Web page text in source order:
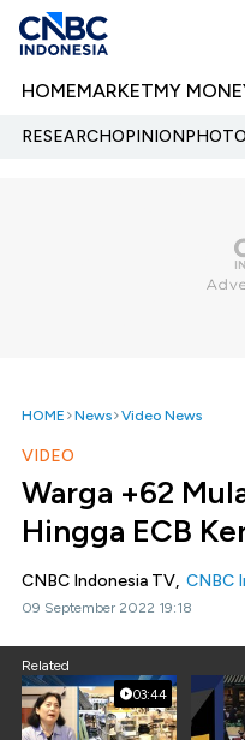
HOMEMARKETMY
RESEARCHOPINIONPHOTO
HOME News Video News
VIDEO
Warga +62
Hingga ECB
CNBC Indonesia TV, CNBC
09 September 2022 19:18
Related
03:44